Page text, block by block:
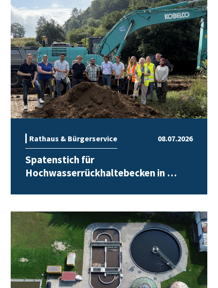
08.07.2026
Rathaus & Bürgerservice
Spatenstich für
Hochwasserrückhaltebecken in …